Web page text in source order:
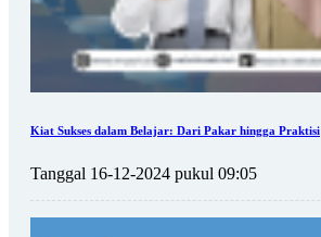
Kiat Sukses dalam Belajar: Dari Pakar hingga Praktisi
Tanggal 16-12-2024 pukul 09:05